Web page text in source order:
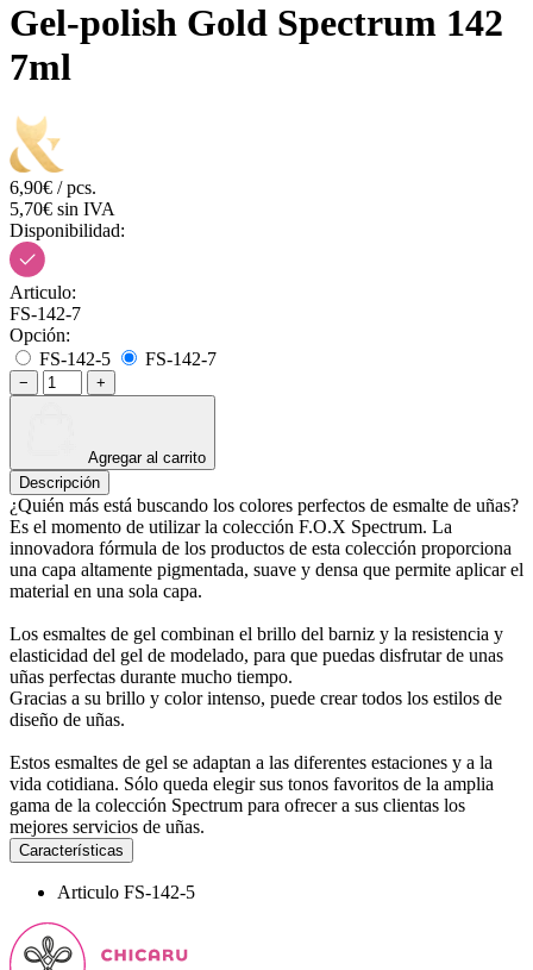
Gel-polish Gold Spectrum 142
7ml
6,90€ / pcs.
5,70€ sin IVA
Disponibilidad:
Articulo:
FS-142-7
Opción:
FS-142-5
FS-142-7
− +
Agregar al carrito
Descripción
¿Quién más está buscando los colores perfectos de esmalte de uñas?
Es el momento de utilizar la colección F.O.X Spectrum. La
innovadora fórmula de los productos de esta colección proporciona
una capa altamente pigmentada, suave y densa que permite aplicar el
material en una sola capa.
Los esmaltes de gel combinan el brillo del barniz y la resistencia y
elasticidad del gel de modelado, para que puedas disfrutar de unas
uñas perfectas durante mucho tiempo.
Gracias a su brillo y color intenso, puede crear todos los estilos de
diseño de uñas.
Estos esmaltes de gel se adaptan a las diferentes estaciones y a la
vida cotidiana. Sólo queda elegir sus tonos favoritos de la amplia
gama de la colección Spectrum para ofrecer a sus clientas los
mejores servicios de uñas.
Características
Articulo FS-142-5